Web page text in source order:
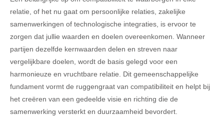
relatie, of het nu gaat om persoonlijke relaties, zakelijke
samenwerkingen of technologische integraties, is ervoor te
zorgen dat jullie waarden en doelen overeenkomen. Wanneer
partijen dezelfde kernwaarden delen en streven naar
vergelijkbare doelen, wordt de basis gelegd voor een
harmonieuze en vruchtbare relatie. Dit gemeenschappelijke
fundament vormt de ruggengraat van compatibiliteit en helpt bij
het creëren van een gedeelde visie en richting die de
samenwerking versterkt en duurzaamheid bevordert.